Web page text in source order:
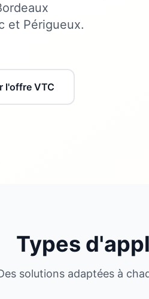
et Périgueux.
l'offre VTC
Types
solutions adaptées à